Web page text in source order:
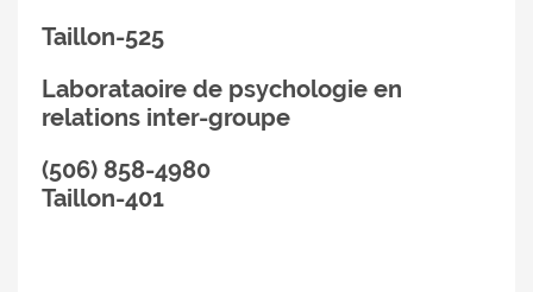
Taillon-525
Laborataoire de psychologie en
relations inter-groupe
(506) 858-4980
Taillon-401